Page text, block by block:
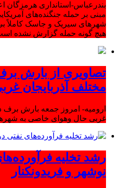
بندرعباس-استانداری هرمزگان
مبنی بر حمله جنگنده‌های
شهرهای سیریک و جاسک کاملاً
هیچ گونه حمله گزارش نشده
تصاویری از بارش
مختلف آذربایجان
ارومیه- امروز جمعه بارش برف
غربی حال وهوای خاصی به
رشد تخلیه
نوشهر و فریدونکنار